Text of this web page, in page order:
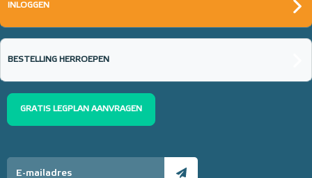
INLOGGEN
BESTELLING HERROEPEN
GRATIS LEGPLAN AANVRAGEN